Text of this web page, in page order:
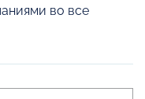
во все